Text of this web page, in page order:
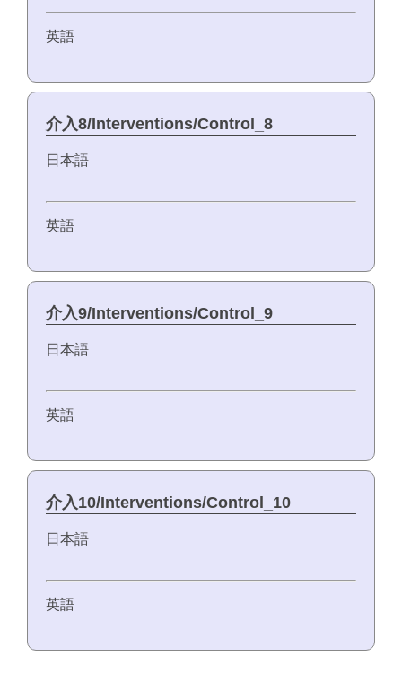
英語
介入8/Interventions/Control_8
日本語
英語
介入9/Interventions/Control_9
日本語
英語
介入10/Interventions/Control_10
日本語
英語